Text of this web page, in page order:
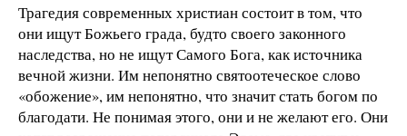
Трагедия современных христиан состоит в том, что
они ищут Божьего града, будто своего законного
наследства, но не ищут Самого Бога, как источника
вечной жизни. Им непонятно святоотеческое слово
«обожение», им непонятно, что значит стать богом по
благодати. Не понимая этого, они и не желают его. Они